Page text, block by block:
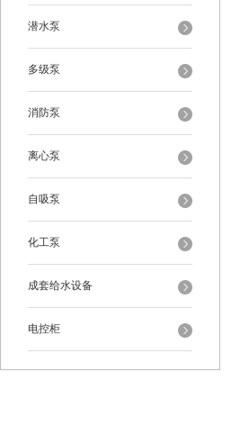
潜水泵
多级泵
消防泵
离心泵
自吸泵
化工泵
成套给水设备
电控柜